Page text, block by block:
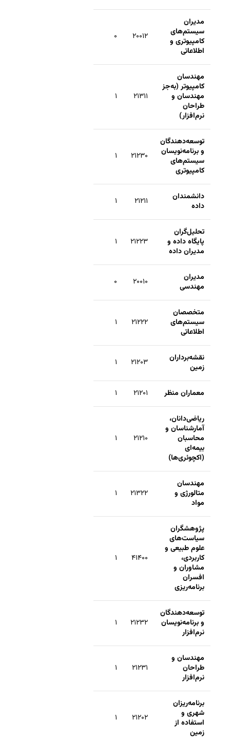
مدیران
سیستم‌های
کامپیوتری و
اطلاعاتی
۲۰۰۱۲ ۰
مهندسان
کامپیوتر (به‌جز
مهندسان و
طراحان
نرم‌افزار)
۲۱۳۱۱ ۱
توسعه‌دهندگان
و برنامه‌نویسان
سیستم‌های
کامپیوتری
۲۱۲۳۰ ۱
دانشمندان
داده
۲۱۲۱۱ ۱
تحلیل‌گران
پایگاه داده و
مدیران داده
۲۱۲۲۳ ۱
مدیران
مهندسی
۲۰۰۱۰ ۰
متخصصان
سیستم‌های
اطلاعاتی
۲۱۲۲۲ ۱
نقشه‌برداران
زمین
۲۱۲۰۳ ۱
معماران منظر ۲۱۲۰۱ ۱
ریاضی‌دانان،
آمارشناسان و
محاسبان
بیمه‌ای
(اکچوئری‌ها)
۲۱۲۱۰ ۱
مهندسان
متالورژی و
مواد
۲۱۳۲۲ ۱
پژوهشگران
سیاست‌های
علوم طبیعی و
کاربردی،
مشاوران و
افسران
برنامه‌ریزی
۴۱۴۰۰ ۱
توسعه‌دهندگان
و برنامه‌نویسان
نرم‌افزار
۲۱۲۳۲ ۱
مهندسان و
طراحان
نرم‌افزار
۲۱۲۳۱ ۱
برنامه‌ریزان
شهری و
استفاده از
زمین
۲۱۲۰۲ ۱